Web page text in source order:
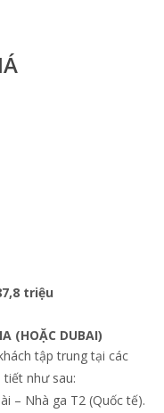
triệu
(HOẶC DUBAI)
tập trung tại các
tiết như sau:
– Nhà ga T2 (Quốc tế).